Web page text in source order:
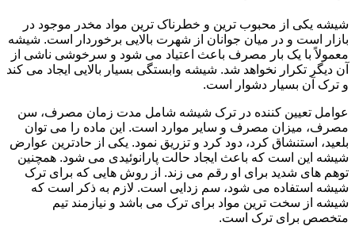
شیشه یکی از محبوب ترین و خطرناک ترین مواد مخدر موجود در
بازار است و در میان جوانان از شهرت بالایی برخوردار است. شیشه
معمولاً با یک بار مصرف باعث اعتیاد می شود و سرخوشی ناشی از
آن دیگر تکرار نخواهد شد. شیشه وابستگی بسیار بالایی ایجاد می کند
و ترک آن بسیار دشوار است.
عوامل تعیین کننده در ترک شیشه شامل مدت زمان مصرف، سن
مصرف، میزان مصرف و سایر موارد است. این ماده را می توان
بلعید، استنشاق کرد، دود کرد و تزریق نمود. یکی از حادترین عوارض
شیشه این است که باعث ایجاد حالت پارانوئیدی می شود. همچنین
توهم های شدید برای او رقم می زند. از روش هایی که برای ترک
شیشه استفاده می شود، سم زدایی است. لازم به ذکر است که
شیشه از سخت ترین مواد برای ترک می باشد و نیازمند تیم
متخصص برای ترک است.